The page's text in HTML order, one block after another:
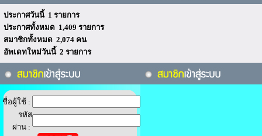
ประกาศวันนี้ 1 รายการ
ประกาศทั้งหมด 1,409 รายการ
สมาชิกทั้งหมด 2,074 คน
อัพเดทใหม่วันนี้ 2 รายการ
ชื่อผู้ใช้ :
รหัส
ผ่าน :